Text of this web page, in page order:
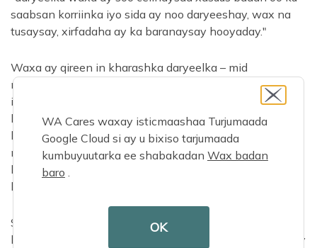
saabsan korriinka iyo sida ay noo daryeeshay, wax na
tusaysay, xirfadaha ay ka baranaysay hooyaday."
Waxa ay qireen in kharashka daryeelka – mid
maaliyadeed iyo mid shucuureedba – uu ahaa mid sare,
iyo in hab-dhaqanka taxadarka leh ee waalidkood ay u
badbaadiyaan ay ahayd sabab muhiim ah oo ay u
leeyihiin doorashooyin marka ay timaado daryeelka
muddada-dheer ee aabbahood. Sun-Hee iyo Yunhee
labaduba way ka tageen xirfada kalkaalinta si ay waqti
badan ula qaataan hooyadood.
Sida laga soo xigtay Yunhee, "Waxay ahayd waxa aan u
baahanahay inaan sameeyo si aan u taageero hooyaday
WA Cares waxay isticmaashaa Turjumaada
Google Cloud si ay u bixiso tarjumaada
kumbuyuutarka ee shabakadan Wax badan
baro .
OK